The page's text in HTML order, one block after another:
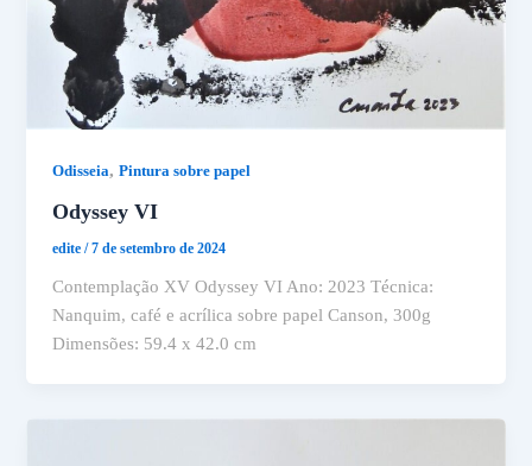
Odisseia,Pintura sobre papel
Odyssey VI
edite/7 de setembro de 2024
Contemplação XV Odyssey VI Ano: 2023 Técnica:
Nanquim, café e acrílica sobre papel Canson, 300g
Dimensões: 59.4 x 42.0 cm